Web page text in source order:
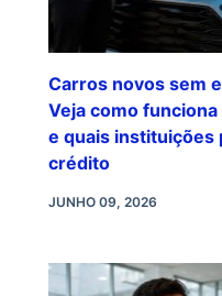
Carros novos sem
Veja como
e quais instituições
crédito
JUNHO 09, 2026